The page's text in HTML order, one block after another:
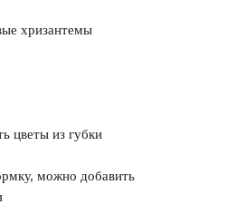
хризантемы
цветы из губки
можно добавить